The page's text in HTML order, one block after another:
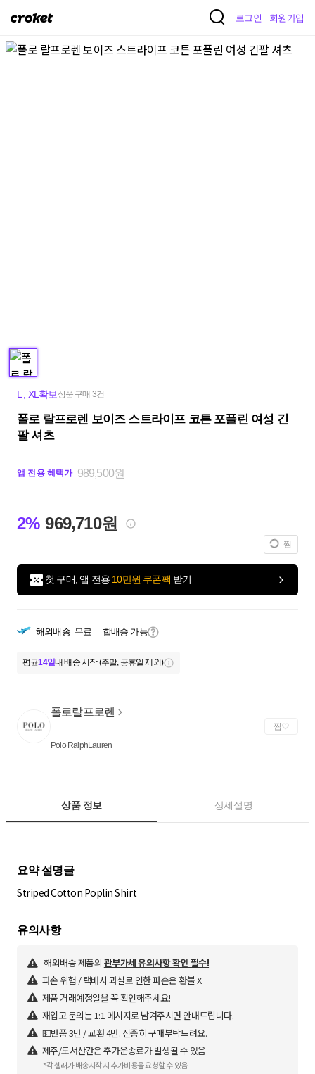
크
켓
로그인 회원가입
L XL확보상품 구매 3건
폴로 랄프로렌 보이즈 스트라이프 코튼 포플린 여성 긴
팔 셔츠
앱 전용 혜택가 989,500원
2% 969,710원
찜
첫 구매, 앱 전용 10만원 쿠폰팩 받기
해외배송 무료 합배송 가능
평균14일내 배송 시작 (주말, 공휴일 제외)
폴로랄프로렌
Polo RalphLauren
찜
상품 정보 상세설명
요약 설명글
Striped Cotton Poplin Shirt
유의사항
해외배송 제품의 관부가세 유의사항 확인 필수!
파손 위험 / 택배사 과실로 인한 파손은 환불 X
제품 거래예정일을 꼭 확인해주세요!
재입고 문의는 1:1 메시지로 남겨주시면 안내드립니다.
💵반품 3만 / 교환 4만. 신중히 구매부탁드려요.
제주/도서산간은 추가운송료가 발생될 수 있음
*각 셀러가 배송시작 시 추가비용을 요청할 수 있음